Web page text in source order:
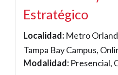
Estratégico
Localidad: Metro
Tampa Bay Campus,
Modalidad: Presencial,